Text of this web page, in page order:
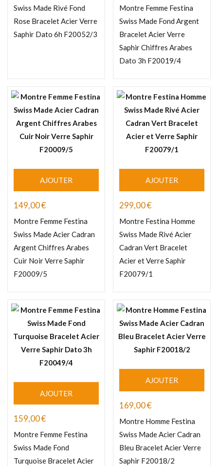
Swiss Made Rivé Fond
Rose Bracelet Acier Verre
Saphir Dato 6h F20052/3
Montre Femme Festina
Swiss Made Fond Argent
Bracelet Acier Verre
Saphir Chiffres Arabes
Dato 3h F20019/4
AJOUTER
149,00€
Montre Femme Festina
Swiss Made Acier Cadran
Argent Chiffres Arabes
Cuir Noir Verre Saphir
F20009/5
AJOUTER
299,00€
Montre Festina Homme
Swiss Made Rivé Acier
Cadran Vert Bracelet
Acier et Verre Saphir
F20079/1
AJOUTER
159,00€
Montre Femme Festina
Swiss Made Fond
Turquoise Bracelet Acier
AJOUTER
169,00€
Montre Homme Festina
Swiss Made Acier Cadran
Bleu Bracelet Acier Verre
Saphir F20018/2